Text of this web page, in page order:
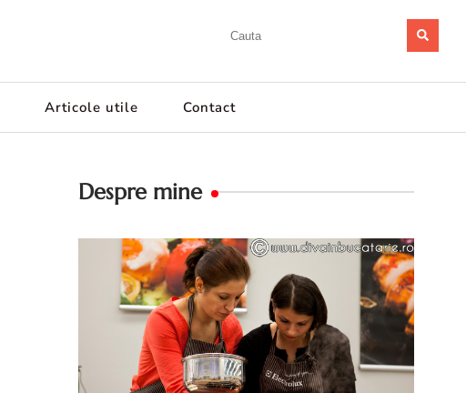
Articole utile Contact
Despre mine